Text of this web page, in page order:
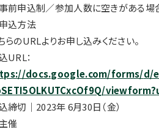
前申込制／参加⼈数に空きがある場
申込⽅法
らのURLよりお申し込みください。
URL：
docs.google.com/forms/d/
viewform?
締切｜2023年 6⽉30⽇（⾦）
催